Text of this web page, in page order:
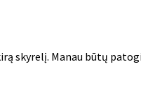
skyrelį. Manau būtų